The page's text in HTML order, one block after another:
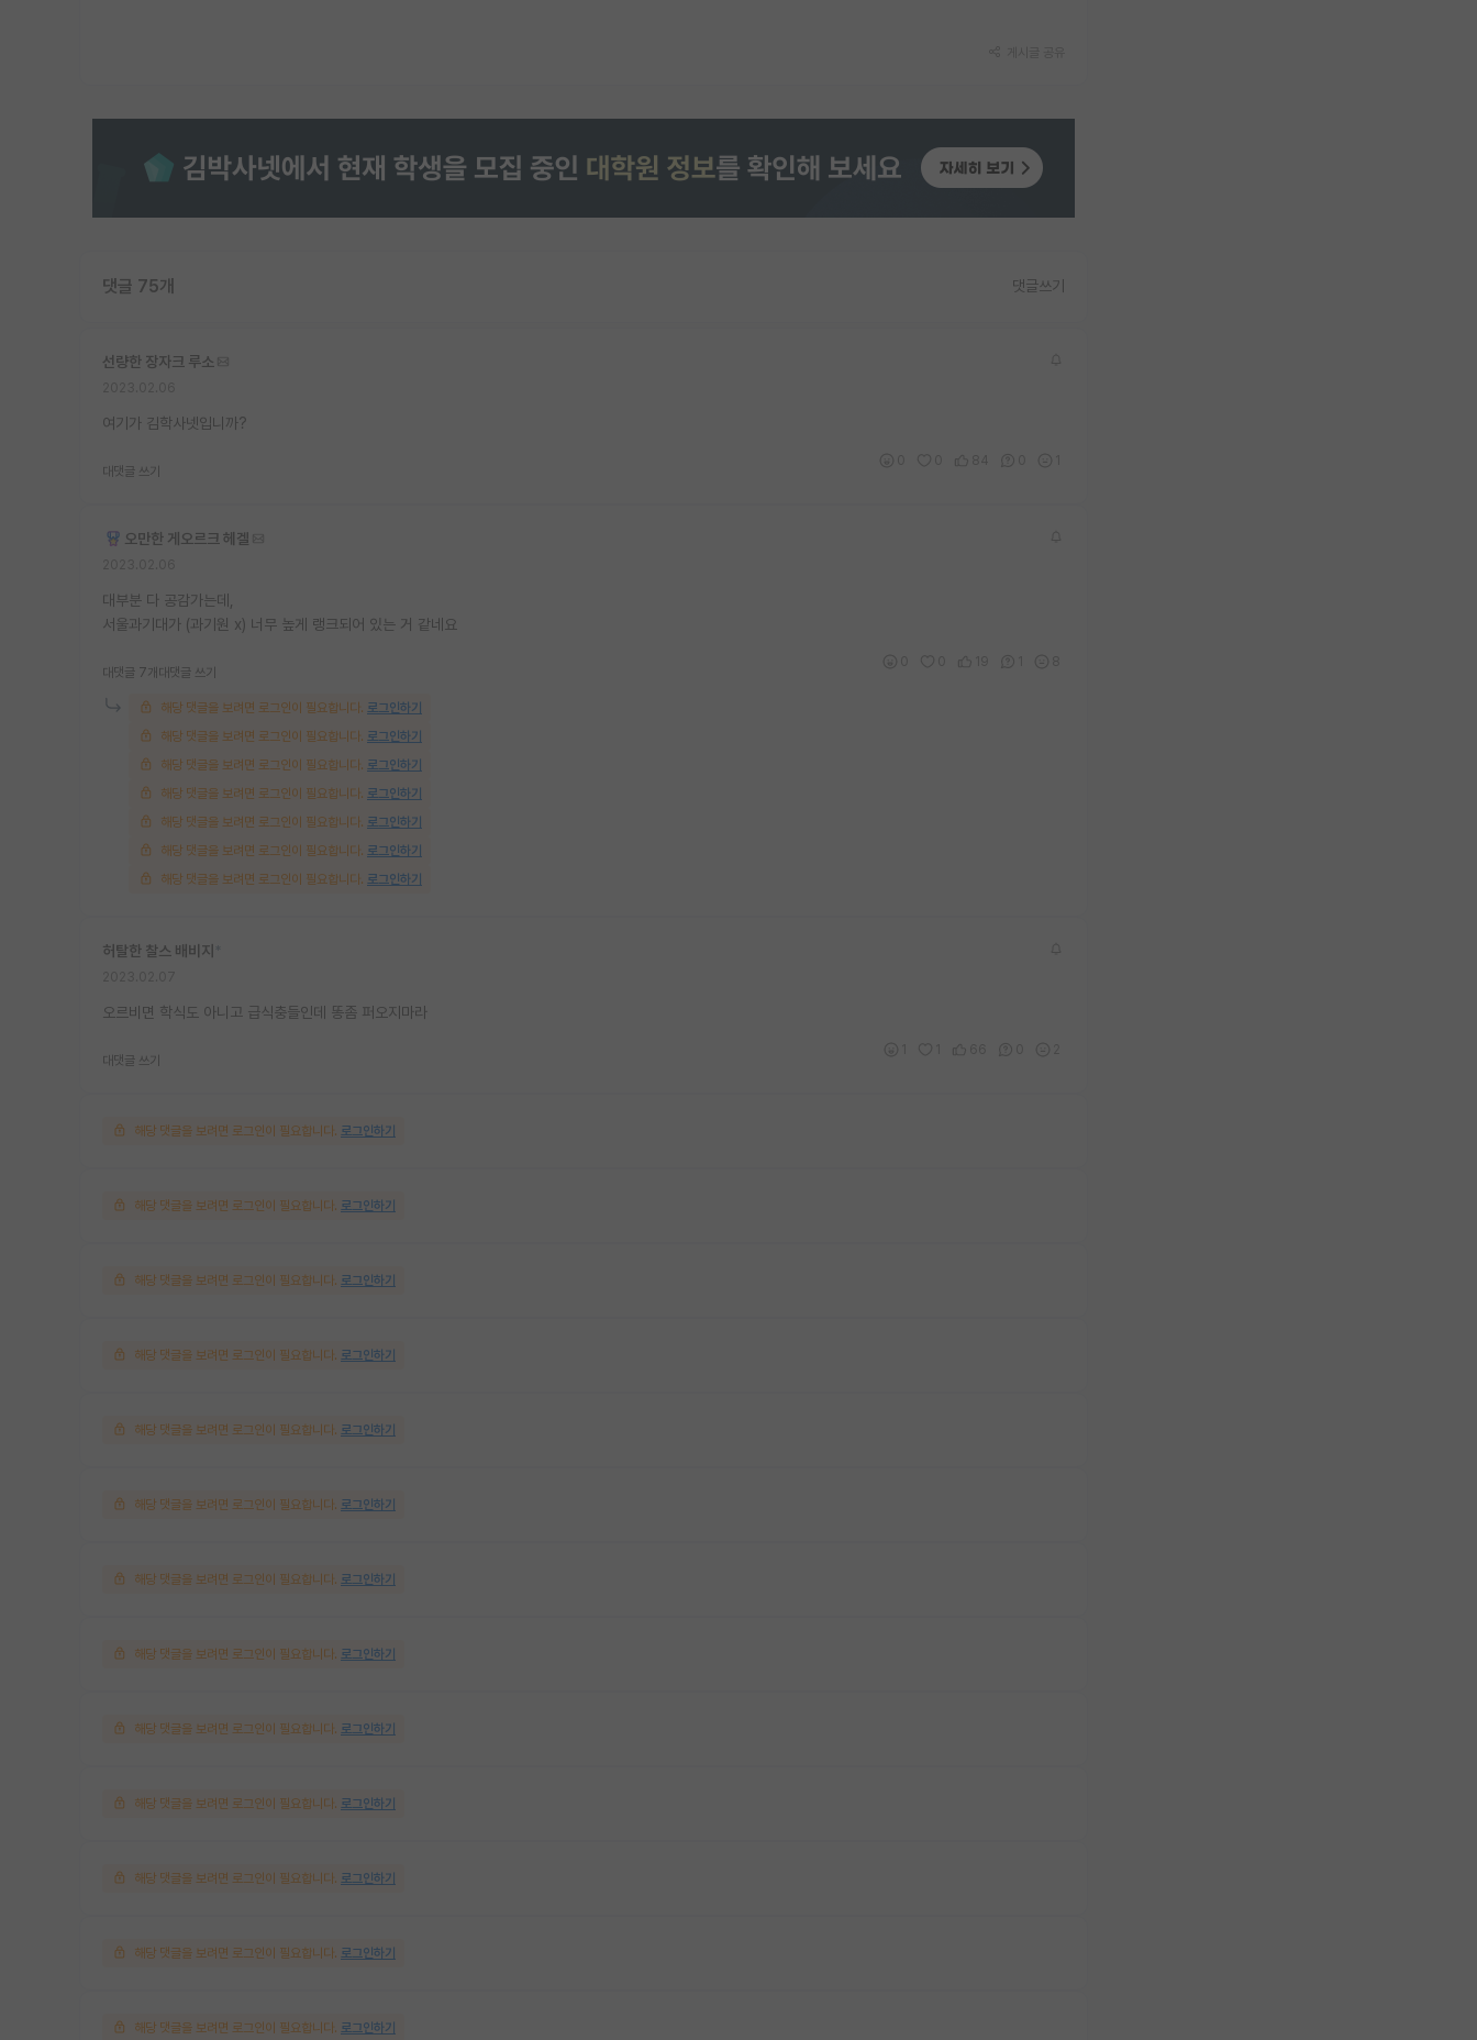
댓글 75개 댓글쓰기
선량한 장자크 루소
여기가 김학사넷입니까?
대댓글 쓰기
오만한 게오르크 헤겔
대부분 다 공감가는데,
서울과기대가 (과기원 x) 너무 높게 랭크되어 있는 거 같네요
대댓글 7개 대댓글 쓰기
해당 댓글을 보려면 로그인이 필요합니다. 로그인하기
해당 댓글을 보려면 로그인이 필요합니다. 로그인하기
해당 댓글을 보려면 로그인이 필요합니다. 로그인하기
해당 댓글을 보려면 로그인이 필요합니다. 로그인하기
해당 댓글을 보려면 로그인이 필요합니다. 로그인하기
해당 댓글을 보려면 로그인이 필요합니다. 로그인하기
해당 댓글을 보려면 로그인이 필요합니다. 로그인하기
허탈한 찰스 배비지
오르비면 학식도 아니고 급식충들인데 똥좀 퍼오지마라
대댓글 쓰기
해당 댓글을 보려면 로그인이 필요합니다. 로그인하기
해당 댓글을 보려면 로그인이 필요합니다. 로그인하기
해당 댓글을 보려면 로그인이 필요합니다. 로그인하기
해당 댓글을 보려면 로그인이 필요합니다. 로그인하기
해당 댓글을 보려면 로그인이 필요합니다. 로그인하기
해당 댓글을 보려면 로그인이 필요합니다. 로그인하기
해당 댓글을 보려면 로그인이 필요합니다. 로그인하기
해당 댓글을 보려면 로그인이 필요합니다. 로그인하기
해당 댓글을 보려면 로그인이 필요합니다. 로그인하기
해당 댓글을 보려면 로그인이 필요합니다. 로그인하기
해당 댓글을 보려면 로그인이 필요합니다. 로그인하기
해당 댓글을 보려면 로그인이 필요합니다. 로그인하기
해당 댓글을 보려면 로그인이 필요합니다. 로그인하기